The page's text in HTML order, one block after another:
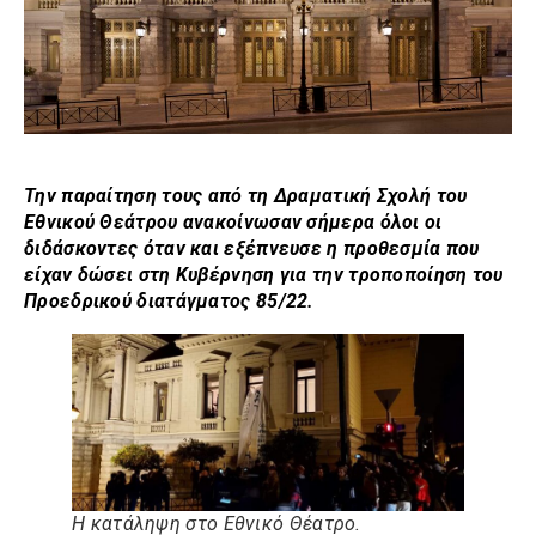
Την παραίτηση τους από τη Δραματική Σχολή του
Εθνικού Θεάτρου ανακοίνωσαν σήμερα όλοι οι
διδάσκοντες όταν και εξέπνευσε η προθεσμία που
είχαν δώσει στη Κυβέρνηση για την τροποποίηση του
Προεδρικού διατάγματος 85/22.
Η κατάληψη στο Εθνικό Θέατρο.